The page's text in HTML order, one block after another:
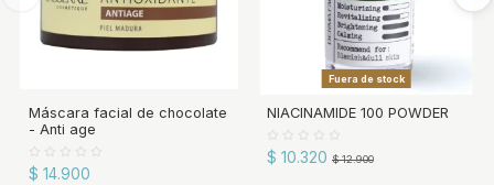
Máscara facial de chocolate
- Anti age
$ 14.900
Fuera de stock
NIACINAMIDE 100 POWDER
$ 10.320 $ 12.900